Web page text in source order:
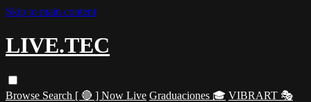
Skip to main content
LIVE.TEC
Browse Search [ 🔴 ] Now Live Graduaciones 🎓 VIBRART 🎭